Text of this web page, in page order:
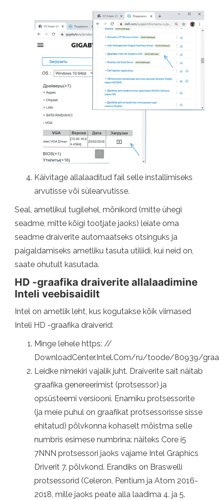
Käivitage allalaaditud fail selle installimiseks
arvutisse või sülearvutisse.
Seal, ametlikul tugilehel, mõnikord (mitte ühegi
seadme, mitte kõigi tootjate jaoks) leiate oma
seadme draiverite automaatseks otsinguks ja
paigaldamiseks ametliku tasuta utiliidi, kui neid on,
saate ohutult kasutada.
HD -graafika draiverite allalaadimine
Inteli veebisaidilt
Intel on ametlik leht, kus kogutakse kõik viimased
Inteli HD -graafika draiverid:
Minge lehele https: //
DownloadCenter.Intel.Com/ru/toode/80939/
Leidke nimekiri vajalik juht. Draiverite sait näitab
graafika genereerimist (protsessor) ja
opsüsteemi versiooni. Enamiku protsessorite
(ja meie puhul on graafikat protsessorisse sisse
ehitatud) põlvkonna kohaselt mõistma selle
numbris esimese numbrina: näiteks Core i5
7NNN protsessori jaoks vajame Intel Graphics
Driverit 7. põlvkond. Erandiks on Braswelli
protsessorid (Celeron, Pentium ja Atom 2016-
2018, mille jaoks peate alla laadima 4. ja 5.